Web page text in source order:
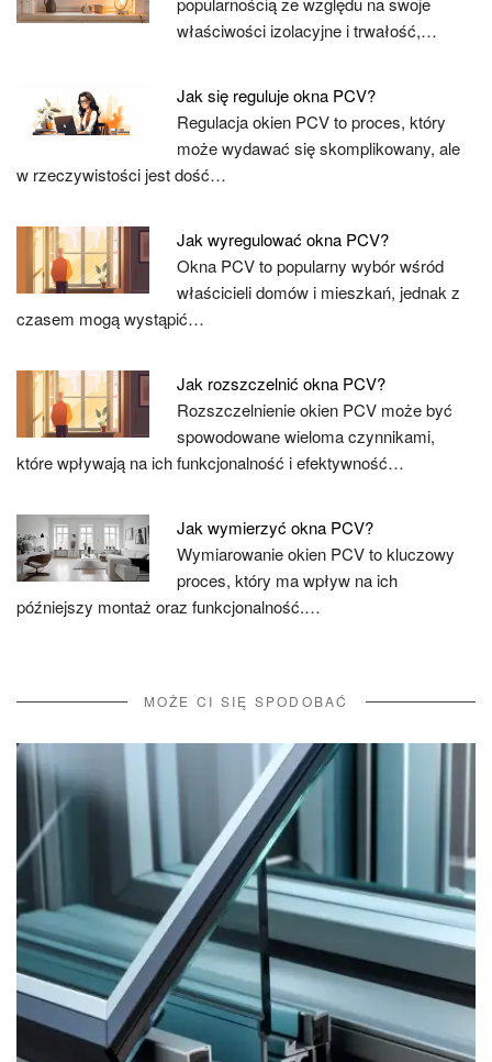
właściwości izolacyjne i trwałość,…
Jak się reguluje okna PCV?
Regulacja okien PCV to proces, który
może wydawać się skomplikowany, ale
w rzeczywistości jest dość…
Jak wyregulować okna PCV?
Okna PCV to popularny wybór wśród
właścicieli domów i mieszkań, jednak z
czasem mogą wystąpić…
Jak rozszczelnić okna PCV?
Rozszczelnienie okien PCV może być
spowodowane wieloma czynnikami,
które wpływają na ich funkcjonalność i efektywność…
Jak wymierzyć okna PCV?
Wymiarowanie okien PCV to kluczowy
proces, który ma wpływ na ich
późniejszy montaż oraz funkcjonalność.…
MOŻE CI SIĘ SPODOBAĆ